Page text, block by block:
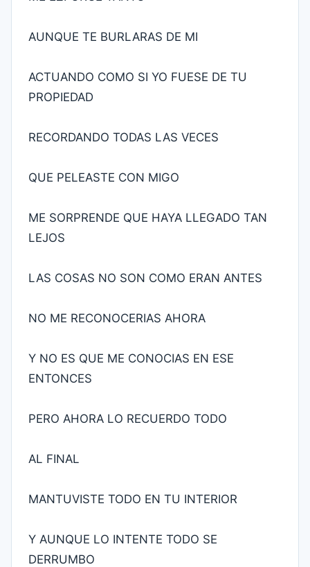
AUNQUE TE BURLARAS DE MI
ACTUANDO COMO SI YO FUESE DE TU
PROPIEDAD
RECORDANDO TODAS LAS VECES
QUE PELEASTE CON MIGO
ME SORPRENDE QUE HAYA LLEGADO TAN
LEJOS
LAS COSAS NO SON COMO ERAN ANTES
NO ME RECONOCERIAS AHORA
Y NO ES QUE ME CONOCIAS EN ESE
ENTONCES
PERO AHORA LO RECUERDO TODO
AL FINAL
MANTUVISTE TODO EN TU INTERIOR
Y AUNQUE LO INTENTE TODO SE
DERRUMBO